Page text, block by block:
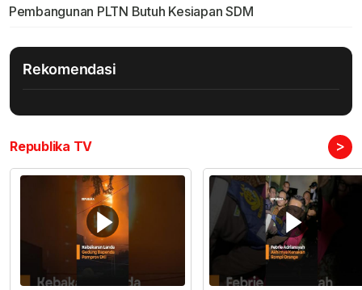
Pembangunan PLTN Butuh Kesiapan SDM
Rekomendasi
Republika TV >